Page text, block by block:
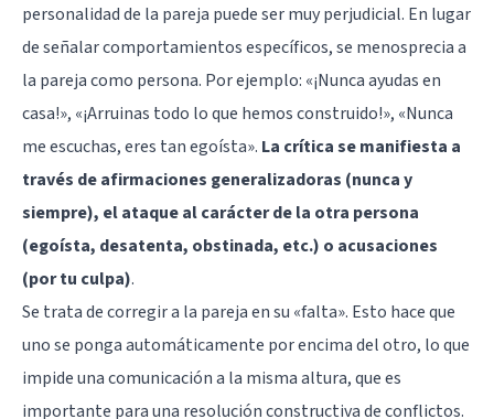
personalidad de la pareja puede ser muy perjudicial. En lugar
de señalar comportamientos específicos, se menosprecia a
la pareja como persona. Por ejemplo: «¡Nunca ayudas en
casa!», «¡Arruinas todo lo que hemos construido!», «Nunca
me escuchas, eres tan egoísta». La crítica se manifiesta a
través de afirmaciones generalizadoras (nunca y
siempre), el ataque al carácter de la otra persona
(egoísta, desatenta, obstinada, etc.) o acusaciones
(por tu culpa).
Se trata de corregir a la pareja en su «falta». Esto hace que
uno se ponga automáticamente por encima del otro, lo que
impide una comunicación a la misma altura, que es
importante para una resolución constructiva de conflictos.